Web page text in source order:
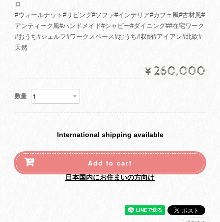
ロ
#ウォールナット#リビング#ソファ#インテリア#カフェ風#古材風#
アンティーク風#ハンドメイド#シャビー#ダイニング##在宅ワーク
#おうち#シェルフ#ワークスペース#おうち#収納#アイアン#北欧#
天然
¥260,000
数量
International shipping available
Add to cart
日本国内にお住まいの方向け